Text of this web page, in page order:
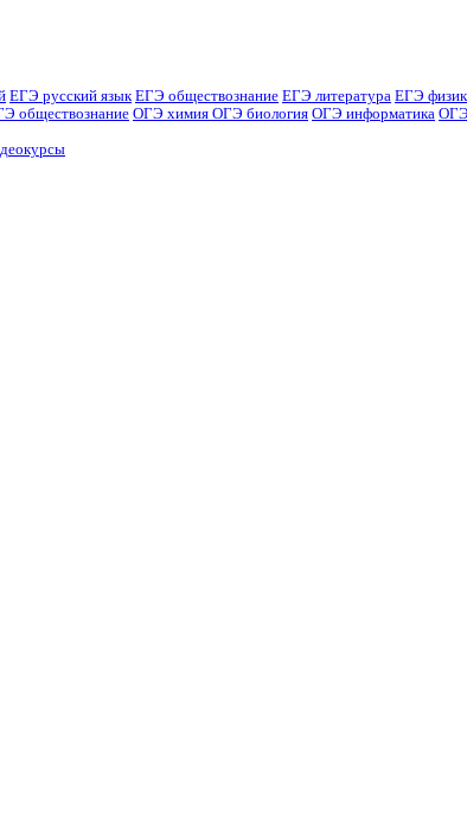
ЕГЭ русский язык ЕГЭ обществознание ЕГЭ литература ЕГЭ
обществознание ОГЭ химия ОГЭ биология ОГЭ информатика ОГЭ